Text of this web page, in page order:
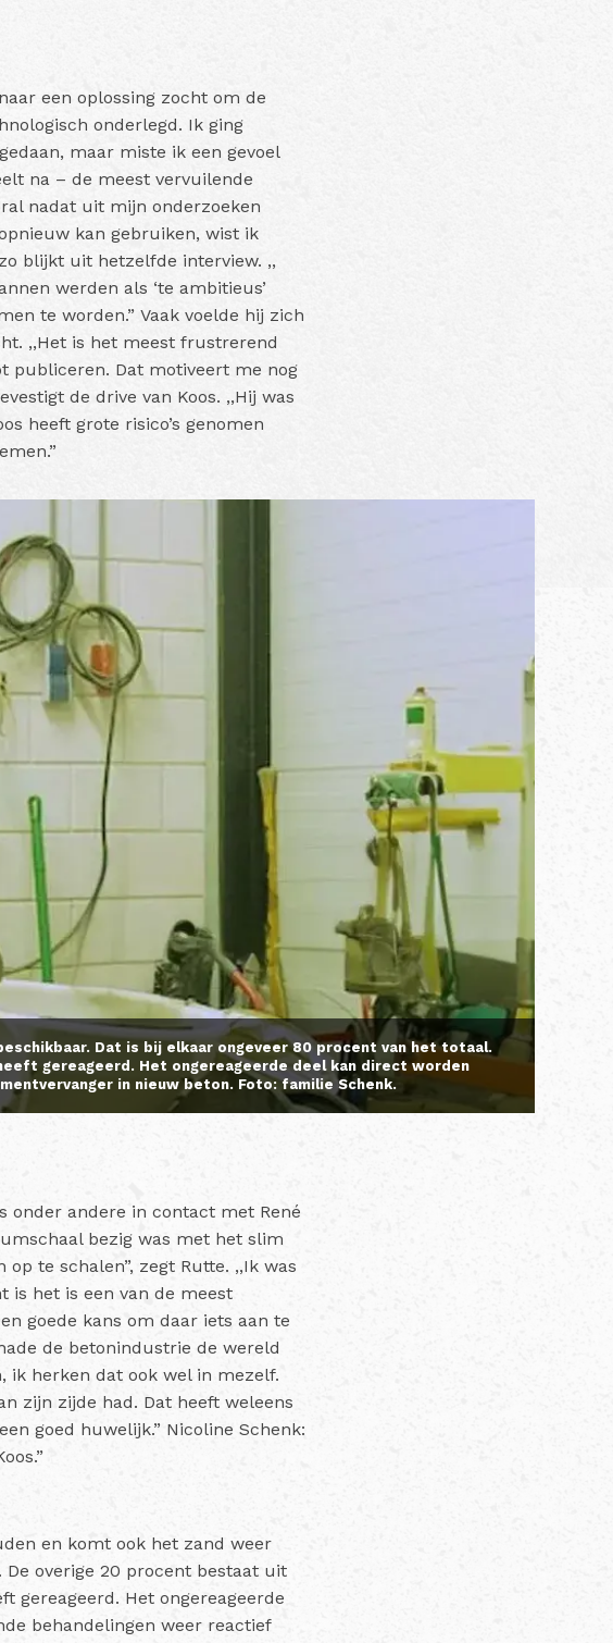
een oplossing zocht om de
onderlegd. Ik ging
maar miste ik een gevoel
na – de meest vervuilende
nadat uit mijn onderzoeken
kan gebruiken, wist ik
blijkt uit hetzelfde interview. ,,
werden als ‘te ambitieus’
te worden.” Vaak voelde hij zich
,,Het is het meest frustrerend
publiceren. Dat motiveert me nog
de drive van Koos. ,,Hij was
heeft grote risico’s genomen
Dat is bij elkaar ongeveer 80 procent van het totaal.
gereageerd. Het ongereageerde deel kan direct worden
in nieuw beton. Foto: familie Schenk.
onder andere in contact met René
bezig was met het slim
te schalen”, zegt Rutte. ,,Ik was
is het is een van de meest
goede kans om daar iets aan te
de betonindustrie de wereld
ik herken dat ook wel in mezelf.
zijn zijde had. Dat heeft weleens
goed huwelijk.” Nicoline Schenk:
en komt ook het zand weer
overige 20 procent bestaat uit
gereageerd. Het ongereageerde
behandelingen weer reactief